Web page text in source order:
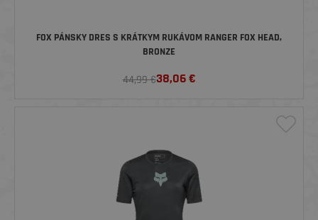
FOX PÁNSKY DRES S KRÁTKYM RUKÁVOM RANGER FOX HEAD,
BRONZE
44,99 €38,06€